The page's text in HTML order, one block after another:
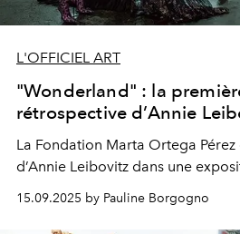
L'OFFICIEL ART
"Wonderland" : la
rétrospective d’Annie
La Fondation Marta Ortega Pérez
d’Annie Leibovitz dans une
15.09.2025 by Pauline Borgogno